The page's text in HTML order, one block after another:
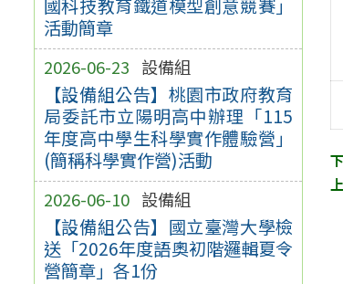
國科技教育鐵道模型創意競賽」
活動簡章
2026-06-23 設備組
【設備組公告】桃園市政府教育
局委託市立陽明高中辦理「115
年度高中學生科學實作體驗營」
(簡稱科學實作營)活動
2026-06-10 設備組
【設備組公告】國立臺灣大學檢
送「2026年度語奧初階邏輯夏令
營簡章」各1份